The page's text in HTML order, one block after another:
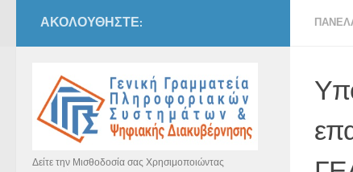
ΑΚΟΛΟΥΘΉΣΤΕ:
Δείτε την Μισθοδοσία σας Χρησιμοποιώντας